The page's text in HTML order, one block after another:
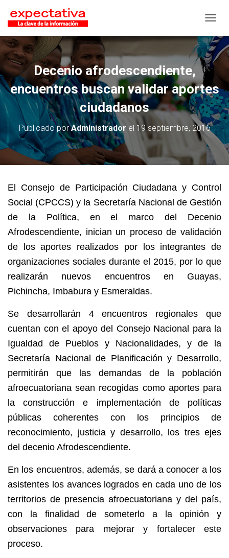
Decenio afrodescendiente,
encuentros buscan validar aportes
ciudadanos
Publicado porAdministrador el 19 septiembre, 2016
El Consejo de Participación Ciudadana y Control
Social (CPCCS) y la Secretaría Nacional de Gestión
de la Política, en el marco del Decenio
Afrodescendiente, inician un proceso de validación
de los aportes realizados por los integrantes de
organizaciones sociales durante el 2015, por lo que
realizarán nuevos encuentros en Guayas,
Pichincha, Imbabura y Esmeraldas.
Se desarrollarán 4 encuentros regionales que
cuentan con el apoyo del Consejo Nacional para la
Igualdad de Pueblos y Nacionalidades, y de la
Secretaría Nacional de Planificación y Desarrollo,
permitirán que las demandas de la población
afroecuatoriana sean recogidas como aportes para
la construcción e implementación de políticas
públicas coherentes con los principios de
reconocimiento, justicia y desarrollo, los tres ejes
del decenio Afrodescendiente.
En los encuentros, además, se dará a conocer a los
asistentes los avances logrados en cada uno de los
territorios de presencia afroecuatoriana y del país,
con la finalidad de someterlo a la opinión y
observaciones para mejorar y fortalecer este
proceso.